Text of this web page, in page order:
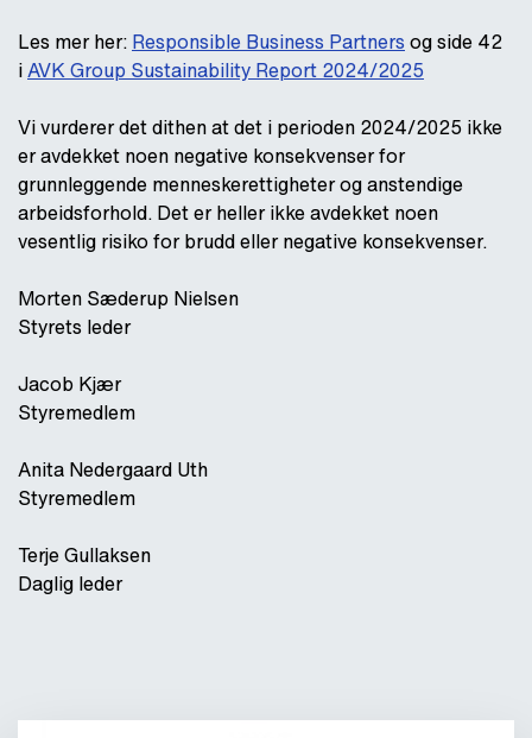
Les mer her: Responsible Business Partners og side 42
iAVK Group Sustainability Report 2024/2025
Vi vurderer det dithen at det i perioden 2024/2025 ikke
er avdekket noen negative konsekvenser for
grunnleggende menneskerettigheter og anstendige
arbeidsforhold. Det er heller ikke avdekket noen
vesentlig risiko for brudd eller negative konsekvenser.
Morten Sæderup Nielsen
Styrets leder
Jacob Kjær
Styremedlem
Anita Nedergaard Uth
Styremedlem
Terje Gullaksen
Daglig leder